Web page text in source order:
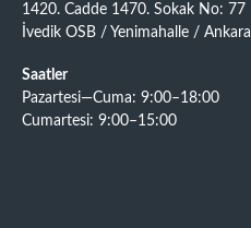
1420. Cadde 1470. Sokak No: 77
İvedik OSB / Yenimahalle / Ankara
Saatler
Pazartesi—Cuma: 9:00–18:00
Cumartesi: 9:00–15:00